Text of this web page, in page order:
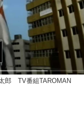
郎 TV番組TAROMAN